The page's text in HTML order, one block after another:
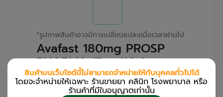
*รูปภาพสินค้าอาจมีการเปลี่ยนแปลงเมื่อเวลาผ่านไป
Avafast 180mg PROSP
PHARMA (Box/10s)
สำหรับลูกค้าเฉพาะร้านขายยา คลินิก และโรง
สินค้าบนเว็บไซต์นี้ไม่สามารถจำหน่ายให้กับบุคคลทั่วไปได้
โดยจะจำหน่ายให้เฉพาะ ร้านขายยา คลินิก โรงพยาบาล หรือ
ร้านค้าที่มีใบอนุญาตเท่านััน